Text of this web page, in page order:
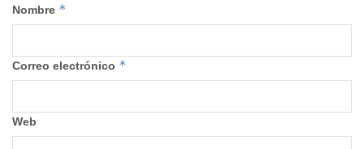
Nombre *
Correo electrónico *
Web